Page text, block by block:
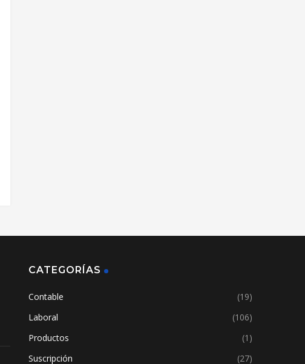
CATEGORÍAS
Contable
(19)
Laboral
(106)
Productos
(1)
Suscripción
(27)